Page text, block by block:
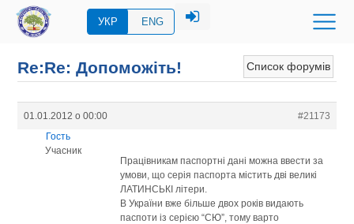
УКР ENG
Список форумів
Re:Re: Допоможіть!
01.01.2012 о 00:00
#21173
Гость
Учасник
Працівникам паспортні дані можна ввести за
умови, що серія паспорта містить дві великі
ЛАТИНСЬКІ літери.
В України вже більше двох років видають
паспоти із серією “СЮ”, тому варто